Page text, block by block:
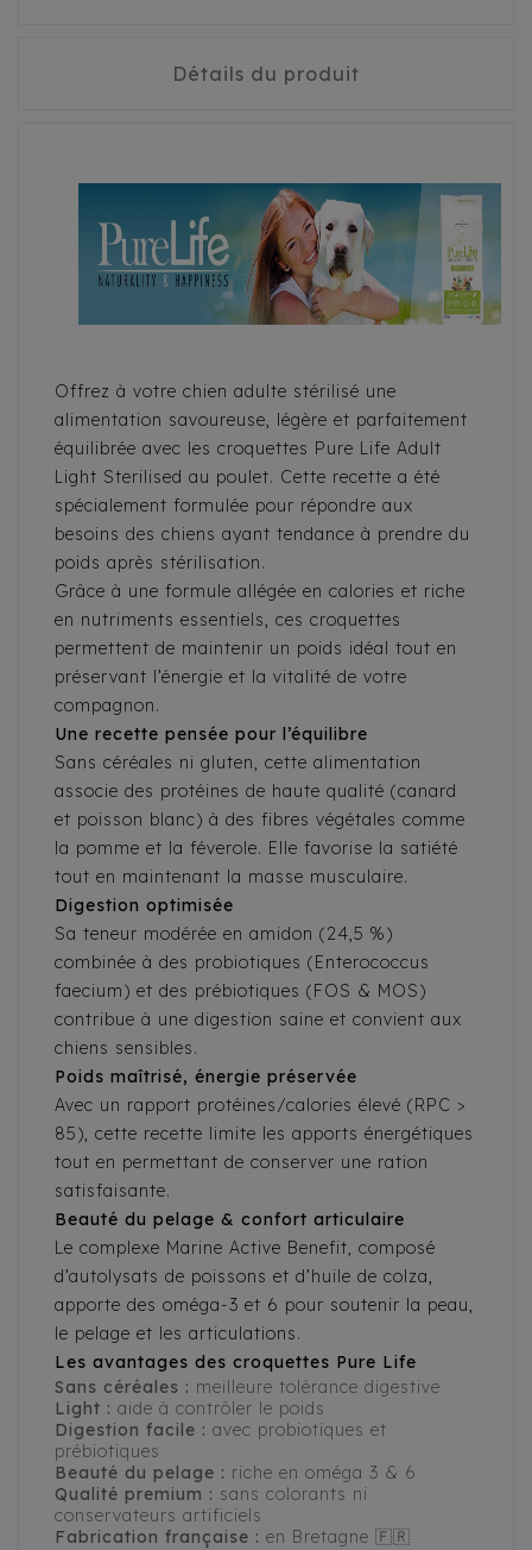
Détails du produit
Offrez à votre chien adulte stérilisé une
alimentation savoureuse, légère et parfaitement
équilibrée avec les croquettes Pure Life Adult
Light Sterilised au poulet. Cette recette a été
spécialement formulée pour répondre aux
besoins des chiens ayant tendance à prendre du
poids après stérilisation.
Grâce à une formule allégée en calories et riche
en nutriments essentiels, ces croquettes
permettent de maintenir un poids idéal tout en
préservant l’énergie et la vitalité de votre
compagnon.
Une recette pensée pour l’équilibre
Sans céréales ni gluten, cette alimentation
associe des protéines de haute qualité (canard
et poisson blanc) à des fibres végétales comme
la pomme et la féverole. Elle favorise la satiété
tout en maintenant la masse musculaire.
Digestion optimisée
Sa teneur modérée en amidon (24,5 %)
combinée à des probiotiques (Enterococcus
faecium) et des prébiotiques (FOS & MOS)
contribue à une digestion saine et convient aux
chiens sensibles.
Poids maîtrisé, énergie préservée
Avec un rapport protéines/calories élevé (RPC >
85), cette recette limite les apports énergétiques
tout en permettant de conserver une ration
satisfaisante.
Beauté du pelage & confort articulaire
Le complexe Marine Active Benefit, composé
d’autolysats de poissons et d’huile de colza,
apporte des oméga-3 et 6 pour soutenir la peau,
le pelage et les articulations.
Les avantages des croquettes Pure Life
Sans céréales : meilleure tolérance digestive
Light : aide à contrôler le poids
Digestion facile : avec probiotiques et
prébiotiques
Beauté du pelage : riche en oméga 3 & 6
Qualité premium : sans colorants ni
conservateurs artificiels
Fabrication française : en Bretagne 🇫🇷